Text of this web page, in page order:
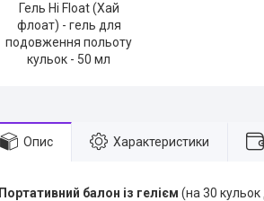
Гель Hi Float (Хай
флоат) - гель для
подовження польоту
кульок - 50 мл
Опис Характеристики
Портативний балон із гелієм (на 30